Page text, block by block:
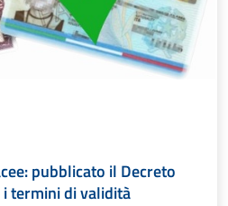
pubblicato il Decreto
i termini di validità